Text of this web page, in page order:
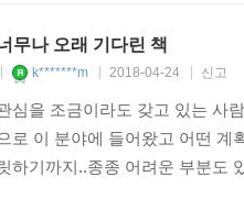
서문 수록
, 툴젠 창업자
크리스퍼 또는 유전자가위는
무나 오래 기다린 책
k*******m 2018-04-24 신고
심을 조금이라도 갖고 있는 사
로 이 분야에 들어왔고 어떤
하기까지..종종 어려운 부분도